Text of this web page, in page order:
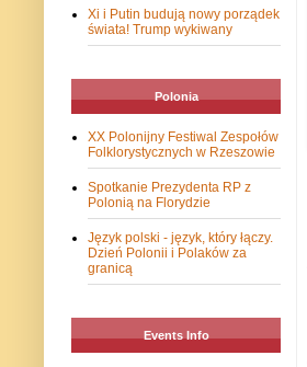
Xi i Putin budują nowy porządek
świata! Trump wykiwany
Polonia
XX Polonijny Festiwal Zespołów
Folklorystycznych w Rzeszowie
Spotkanie Prezydenta RP z
Polonią na Florydzie
Język polski - język, który łączy.
Dzień Polonii i Polaków za
granicą
Events Info